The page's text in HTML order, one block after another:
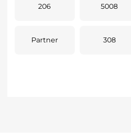
206 5008
Partner 308